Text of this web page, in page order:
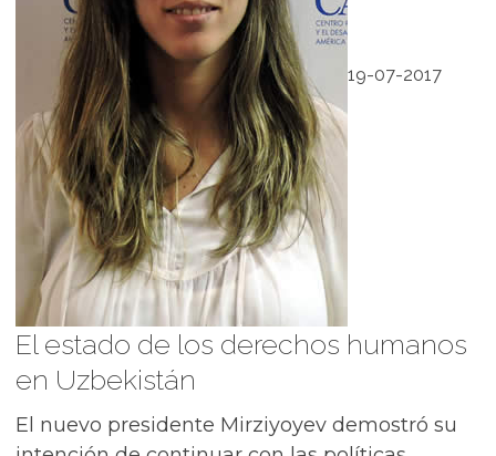
19-07-2017
El estado de los derechos humanos
en Uzbekistán
El nuevo presidente Mirziyoyev demostró su